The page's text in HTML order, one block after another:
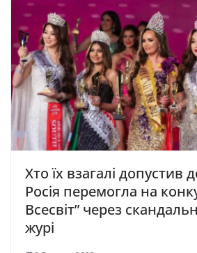
Хто їх взагалі допустив
Росія перемогла на
Всесвіт” через
журі